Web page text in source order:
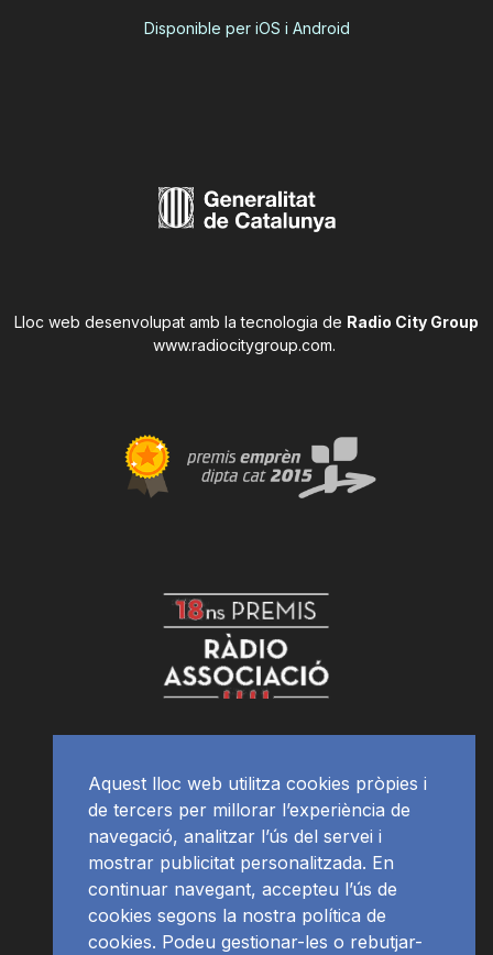
Disponible per iOS i Android
Lloc web desenvolupat amb la tecnologia de Radio City Group
www.radiocitygroup.com.
Aquest lloc web utilitza cookies pròpies i
de tercers per millorar l’experiència de
navegació, analitzar l’ús del servei i
mostrar publicitat personalitzada. En
continuar navegant, accepteu l’ús de
cookies segons la nostra política de
cookies. Podeu gestionar-les o rebutjar-